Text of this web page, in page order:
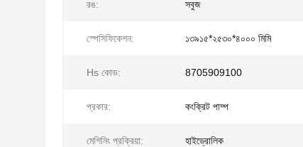
রঙ: সবুজ
স্পেসিফিকেশন: ১৩৯১৫*২৫৩০*৪০০০ মিমি
Hs কোড: 8705909100
প্রকার: কংক্রিট পাম্প
মেশিনিং প্রক্রিয়া: হাইড্রোলিক